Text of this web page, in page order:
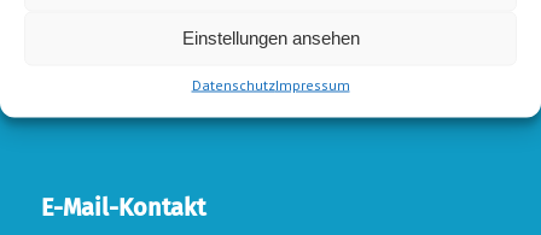
Einstellungen ansehen
DatenschutzImpressum
E-Mail-Kontakt